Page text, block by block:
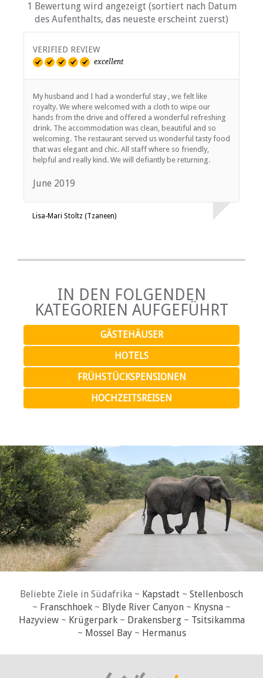
1 Bewertung wird angezeigt (sortiert nach Datum
des Aufenthalts, das neueste erscheint zuerst)
VERIFIED REVIEW
excellent
My husband and I had a wonderful stay , we felt like
royalty. We where welcomed with a cloth to wipe our
hands from the drive and offered a wonderful refreshing
drink. The accommodation was clean, beautiful and so
welcoming. The restaurant served us wonderful tasty food
that was elegant and chic. All staff where so friendly,
helpful and really kind. We will defiantly be returning.
June 2019
Lisa-Mari Stoltz (Tzaneen)
IN DEN FOLGENDEN
KATEGORIEN AUFGEFÜHRT
GÄSTEHÄUSER
HOTELS
FRÜHSTÜCKSPENSIONEN
HOCHZEITSREISEN
Beliebte Ziele in Südafrika ~ Kapstadt ~ Stellenbosch
~ Franschhoek ~ Blyde River Canyon ~ Knysna ~
Hazyview~ Krügerpark~ Drakensberg~ Tsitsikamma
~ Mossel Bay~ Hermanus